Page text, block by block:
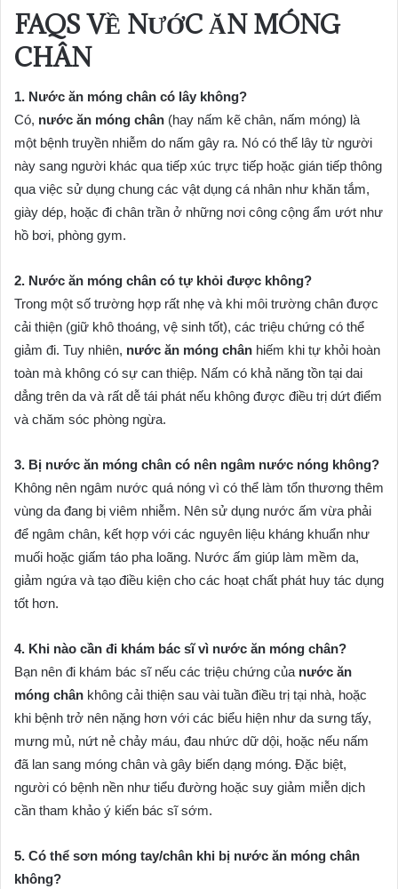
FAQS VỀ NƯỚC ĂN MÓNG
CHÂN
1. Nước ăn móng chân có lây không?
Có, nước ăn móng chân (hay nấm kẽ chân, nấm móng) là
một bệnh truyền nhiễm do nấm gây ra. Nó có thể lây từ người
này sang người khác qua tiếp xúc trực tiếp hoặc gián tiếp thông
qua việc sử dụng chung các vật dụng cá nhân như khăn tắm,
giày dép, hoặc đi chân trần ở những nơi công cộng ẩm ướt như
hồ bơi, phòng gym.
2. Nước ăn móng chân có tự khỏi được không?
Trong một số trường hợp rất nhẹ và khi môi trường chân được
cải thiện (giữ khô thoáng, vệ sinh tốt), các triệu chứng có thể
giảm đi. Tuy nhiên, nước ăn móng chân hiếm khi tự khỏi hoàn
toàn mà không có sự can thiệp. Nấm có khả năng tồn tại dai
dẳng trên da và rất dễ tái phát nếu không được điều trị dứt điểm
và chăm sóc phòng ngừa.
3. Bị nước ăn móng chân có nên ngâm nước nóng không?
Không nên ngâm nước quá nóng vì có thể làm tổn thương thêm
vùng da đang bị viêm nhiễm. Nên sử dụng nước ấm vừa phải
để ngâm chân, kết hợp với các nguyên liệu kháng khuẩn như
muối hoặc giấm táo pha loãng. Nước ấm giúp làm mềm da,
giảm ngứa và tạo điều kiện cho các hoạt chất phát huy tác dụng
tốt hơn.
4. Khi nào cần đi khám bác sĩ vì nước ăn móng chân?
Bạn nên đi khám bác sĩ nếu các triệu chứng của nước ăn
móng chân không cải thiện sau vài tuần điều trị tại nhà, hoặc
khi bệnh trở nên nặng hơn với các biểu hiện như da sưng tấy,
mưng mủ, nứt nẻ chảy máu, đau nhức dữ dội, hoặc nếu nấm
đã lan sang móng chân và gây biến dạng móng. Đặc biệt,
người có bệnh nền như tiểu đường hoặc suy giảm miễn dịch
cần tham khảo ý kiến bác sĩ sớm.
5. Có thể sơn móng tay/chân khi bị nước ăn móng chân
không?